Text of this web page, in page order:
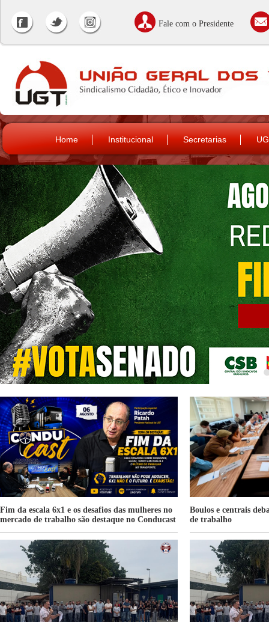
Fale com o Presidente
Home Institucional Secretarias
Fim da escala 6x1 e os desafios das mulheres no
mercado de trabalho são destaque no Conducast
Boulos e centrais
de trabalho